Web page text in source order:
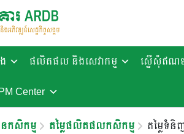
ផលិតផល និងសេវាកម្ម ស្នើសុំឥណ
Center
កសិកម្ម តម្លៃផលិតផលកសិកម្ម តម្លៃទំ